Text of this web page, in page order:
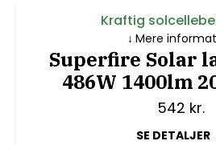
Kraftig
Superfire Solar
486W 1400lm
542 kr.
SE DETALJER
Mere